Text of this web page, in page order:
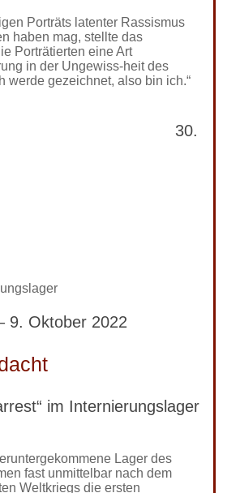
Porträts latenter Rassismus
haben mag, stellte das
Porträtierten eine Art
in der Ungewiss-heit des
werde gezeichnet, also bin ich.“
30.
9. Oktober 2022
im Internierungslager
Lager des
fast unmittelbar nach dem
Weltkriegs die ersten